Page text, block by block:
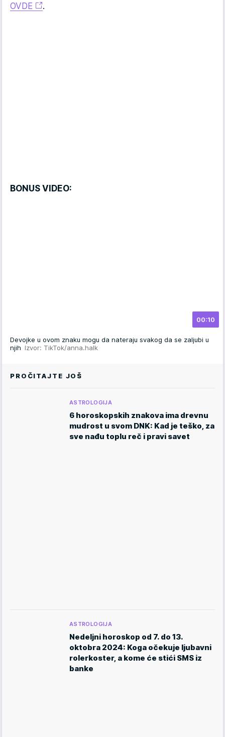
OVDE
.
BONUS VIDEO:
00:10
Devojke u ovom znaku mogu da nateraju svakog da se zaljubi u
njih Izvor: TikTok/anna.halk
PROČITAJTE JOŠ
ASTROLOGIJA
6 horoskopskih znakova ima drevnu
mudrost u svom DNK: Kad je teško, za
sve nađu toplu reč i pravi savet
ASTROLOGIJA
Nedeljni horoskop od 7. do 13.
oktobra 2024: Koga očekuje ljubavni
rolerkoster, a kome će stići SMS iz
banke